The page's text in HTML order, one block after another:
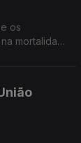
os
mortalidade